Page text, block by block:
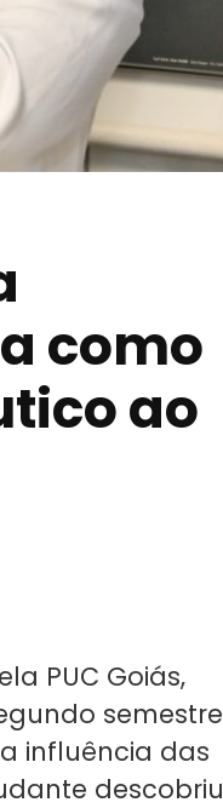
como
ao
PUC Goiás,
semestre
influência das
descobriu